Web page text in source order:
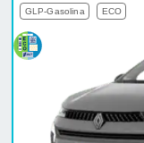
GLP-Gasolina ECO